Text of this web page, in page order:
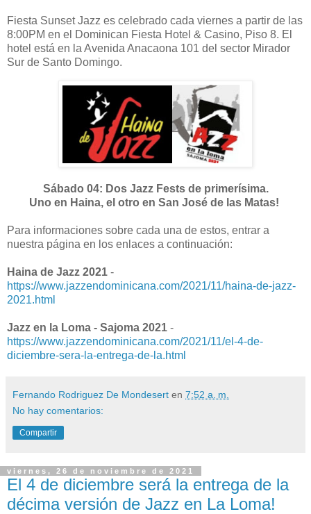
Fiesta Sunset Jazz es celebrado cada viernes a partir de las
8:00PM en el Dominican Fiesta Hotel & Casino, Piso 8. El
hotel está en la Avenida Anacaona 101 del sector Mirador
Sur de Santo Domingo.
Sábado 04: Dos Jazz Fests de primerísima.
Uno en Haina, el otro en San José de las Matas!
Para informaciones sobre cada una de estos, entrar a
nuestra página en los enlaces a continuación:
Haina de Jazz 2021 -
https://www.jazzendominicana.com/2021/11/haina-de-jazz-
2021.html
Jazz en la Loma - Sajoma 2021 -
https://www.jazzendominicana.com/2021/11/el-4-de-
diciembre-sera-la-entrega-de-la.html
Fernando Rodriguez De Mondesert en 7:52 a. m.
No hay comentarios:
Compartir
viernes, 26 de noviembre de 2021
El 4 de diciembre será la entrega de la
décima versión de Jazz en La Loma!